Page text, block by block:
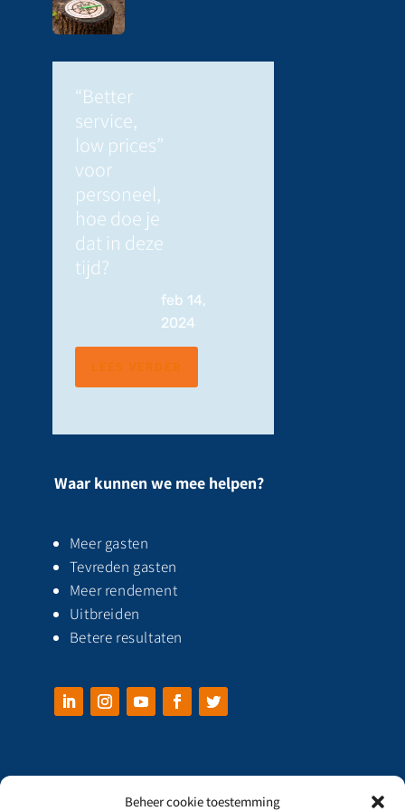
Beheer cookie toestemming
“Better
service,
low prices”
voor
personeel,
hoe doe je
dat in deze
tijd?
feb 14,
2024
LEES VERDER
Waar kunnen we mee helpen?
Meer gasten
Tevreden gasten
Meer rendement
Uitbreiden
Betere resultaten